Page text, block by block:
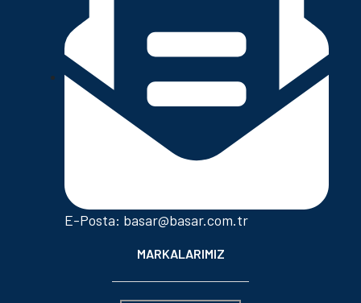
E-Posta: basar@basar.com.tr
MARKALARIMIZ